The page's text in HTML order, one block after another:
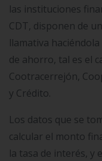
las instituciones
CDT, disponen de
llamativa
de ahorro, tal es el
Cootracerrejón,
y Crédito.
Los datos que se
calcular el monto
la tasa de interés, y